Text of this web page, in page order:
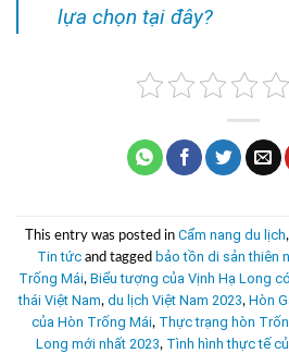
lựa chọn tại đây?
This entry was posted in Cẩm nang du lịch,
Tin tứcand tagged bảo tồn di sản thiên
Trống Mái, Biểu tượng của Vịnh Hạ Long
thái Việt Nam, du lịch Việt Nam 2023, Hòn
của Hòn Trống Mái, Thực trạng hòn
Long mới nhất 2023, Tình hình thực tế